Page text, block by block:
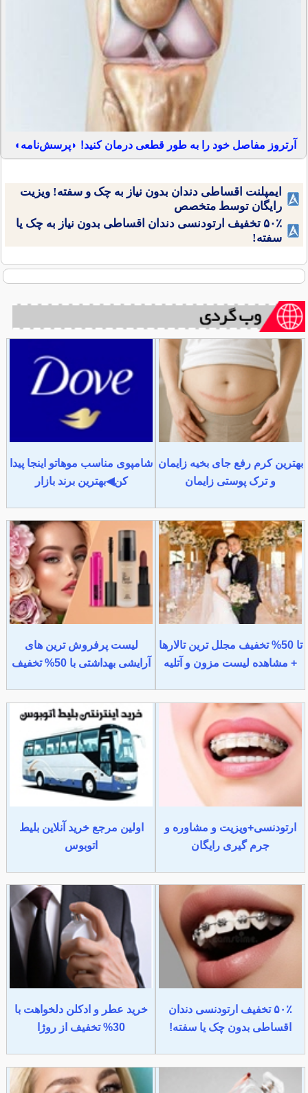
آرتروز مفاصل خود را به طور قطعی درمان کنید! ◗پرسش‌نامه◖
ایمپلنت اقساطی دندان بدون نیاز به چک و سفته! ویزیت
رایگان توسط متخصص
۵۰٪ تخفیف ارتودنسی دندان اقساطی بدون نیاز به چک یا
سفته!
بهترین کرم رفع جای بخیه زایمان
و ترک پوستی زایمان
شامپوی مناسب موهاتو اینجا پیدا
کن◀بهترین برند بازار
تا 50% تخفیف مجلل ترین تالارها
+ مشاهده لیست مزون و آتلیه
لیست پرفروش ترین های
آرایشی بهداشتی با 50% تخفیف
ارتودنسی+ویزیت و مشاوره و
جرم گیری رایگان
اولین مرجع خرید آنلاین بلیط
اتوبوس
۵۰٪ تخفیف ارتودنسی دندان
اقساطی بدون چک یا سفته!
خرید عطر و ادکلن دلخواهت با
30% تخفیف از روژا